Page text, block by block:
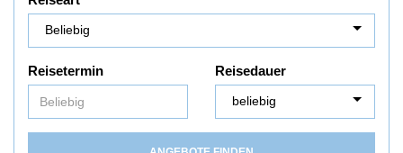
Reisetermin Reisedauer